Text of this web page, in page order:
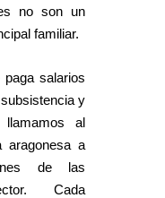
no son un
familiar.
paga salarios
y
al
aragonesa a
de las
Cada